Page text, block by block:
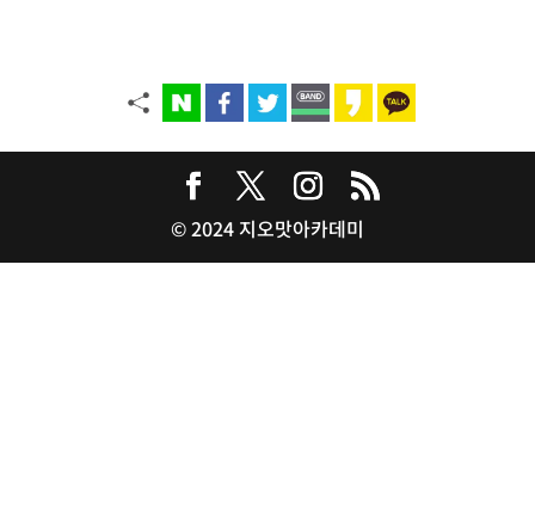
© 2024 지오맛아카데미